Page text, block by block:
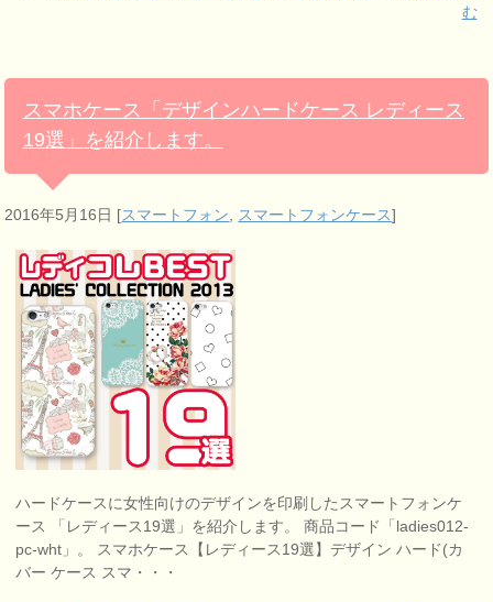
む
スマホケース「デザインハードケース レディース
19選」を紹介します。
2016年5月16日 [スマートフォン スマートフォンケース]
ハードケースに女性向けのデザインを印刷したスマートフォンケ
ース 「レディース19選」を紹介します。 商品コード「ladies012-
pc-wht」。 スマホケース【レディース19選】デザイン ハード(カ
バー ケース スマ・・・